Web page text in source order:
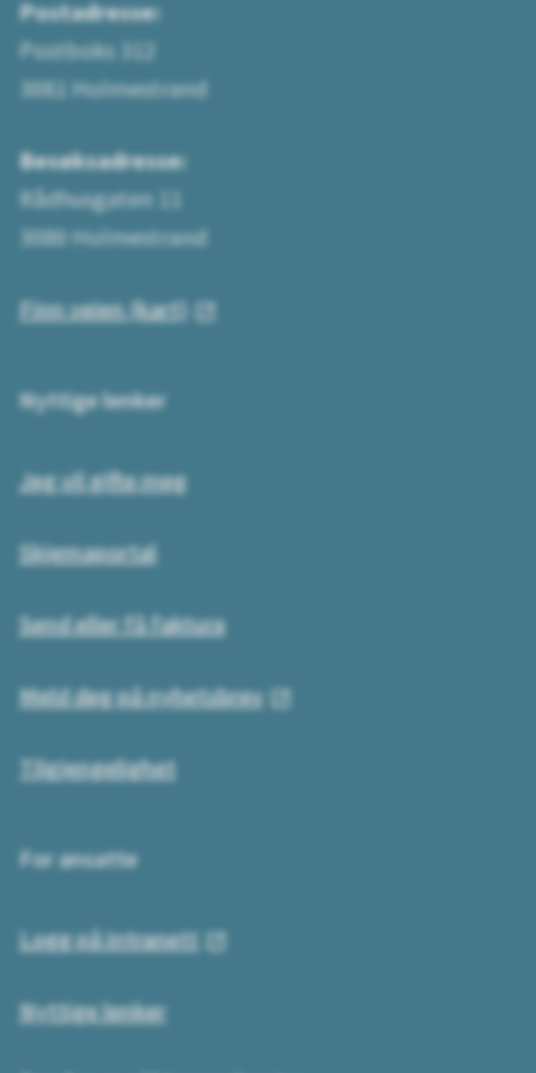
Postadresse:
Postboks 312
3081 Holmestrand
Besøksadresse:
Rådhusgaten 11
3080 Holmestrand
Finn veien (kart)
Nyttige lenker
Jeg vil gifte meg
Skjemaportal
Send eller få faktura
Meld deg på nyhetsbrev
Tilgjengelighet
For ansatte
Logg på intranett
Nyttige lenker